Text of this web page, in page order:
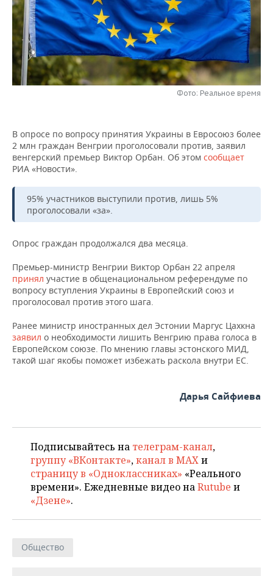
НЕФТЕХИМИЯ
НЕФТЬ
ОПК
ЭНЕРГЕТИКА
РОЗНИЧНАЯ ТОРГОВЛЯ
ТРАНСПОРТ
УСЛУГИ
НОВОСТИ ТЕХНОЛОГИЙ
IT
МЕДИА
МЕРОПРИЯТИЯ
НОВОСТИ МЕРОПРИЯТИЙ
ВЫЕЗДНАЯ РЕДАКЦИЯ
ONLINE-КОНФЕРЕНЦИИ
ОТКРЫТАЯ ЛЕКЦИЯ
СПОРТ
НОВОСТИ СПОРТА
ХОККЕЙ
БАСКЕТБОЛ
КИБЕРСПОРТ
ФИГУРНОЕ КАТАНИЕ
ВОДНЫЕ ВИДЫ СПОРТА
ХОККЕЙ С МЯЧОМ
ОБЩЕСТВО
ВЛАСТЬ
ИНФРАСТРУКТУРА
КУЛЬТУРА
МЕДИЦИНА
ОБРАЗОВАНИЕ
ПРОИСШЕСТВИЯ
СЮЖЕТЫ
СПРАВОЧНИК
СПИСОК КОМПАНИЙ
ПОЛНАЯ ВЕРСИЯ
Фото: Реальное время
В опросе по вопросу принятия Украины в Евросоюз более
2 млн граждан Венгрии проголосовали против, заявил
венгерский премьер Виктор Орбан. Об этом сообщает
РИА «Новости».
95% участников выступили против, лишь 5%
проголосовали «за».
Опрос граждан продолжался два месяца.
Премьер-министр Венгрии Виктор Орбан 22 апреля
принял участие в общенациональном референдуме по
вопросу вступления Украины в Европейский союз и
проголосовал против этого шага.
Ранее министр иностранных дел Эстонии Маргус Цахкна
заявил о необходимости лишить Венгрию права голоса в
Европейском союзе. По мнению главы эстонского МИД,
такой шаг якобы поможет избежать раскола внутри ЕС.
Дарья Сайфиева
Подписывайтесь на телеграм-канал,
группу «ВКонтакте»,канал в MAXи
страницу в «Одноклассниках» «Реального
времени». Ежедневные видео наRutube и
«Дзене».
Общество